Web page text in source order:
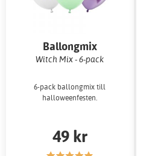
Ballongmix
Witch Mix - 6-pack
6-pack ballongmix till
halloweenfesten.
49 kr